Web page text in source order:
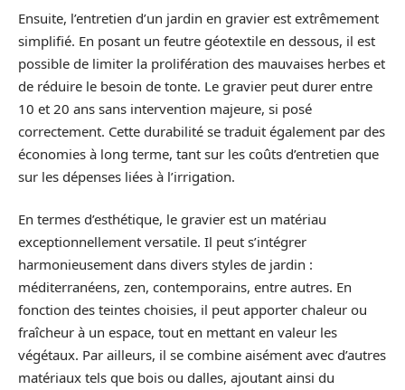
Ensuite, l’entretien d’un jardin en gravier est extrêmement
simplifié. En posant un feutre géotextile en dessous, il est
possible de limiter la prolifération des mauvaises herbes et
de réduire le besoin de tonte. Le gravier peut durer entre
10 et 20 ans sans intervention majeure, si posé
correctement. Cette durabilité se traduit également par des
économies à long terme, tant sur les coûts d’entretien que
sur les dépenses liées à l’irrigation.
En termes d’esthétique, le gravier est un matériau
exceptionnellement versatile. Il peut s’intégrer
harmonieusement dans divers styles de jardin :
méditerranéens, zen, contemporains, entre autres. En
fonction des teintes choisies, il peut apporter chaleur ou
fraîcheur à un espace, tout en mettant en valeur les
végétaux. Par ailleurs, il se combine aisément avec d’autres
matériaux tels que bois ou dalles, ajoutant ainsi du